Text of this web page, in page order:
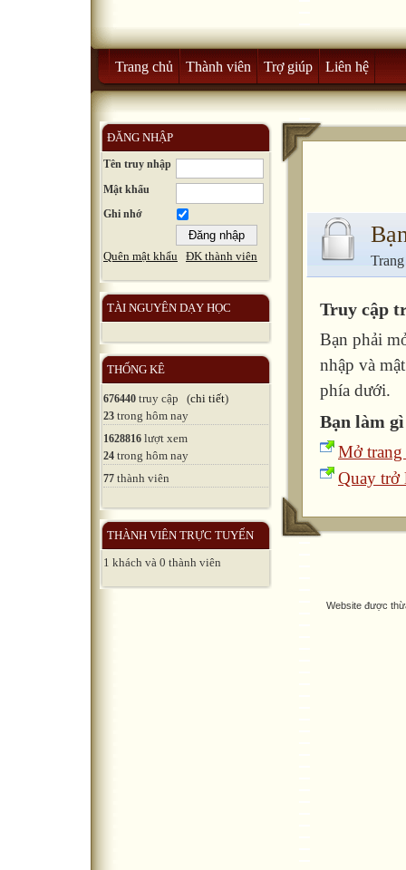
Trang chủ Thành viên Trợ giúp Liên hệ
ĐĂNG NHẬP
Tên truy nhập
Mật khẩu
Ghi nhớ
Quên mật khẩu ĐK thành viên
TÀI NGUYÊN DẠY HỌC
THỐNG KÊ
676440 truy cập (chi tiết)
23 trong hôm nay
1628816 lượt xem
24 trong hôm nay
77 thành viên
THÀNH VIÊN TRỰC TUYẾN
1 khách và 0 thành viên
Truy cập
Bạn phải
nhập và
phía dưới.
Bạn làm
Mở trang
Quay trở
Website được